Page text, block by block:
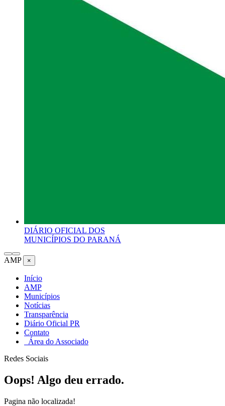
DIÁRIO OFICIAL DOS
MUNICÍPIOS DO PARANÁ
AMP ×
Início
AMP
Municípios
Notícias
Transparência
Diário Oficial PR
Contato
Área do Associado
Redes Sociais
Oops! Algo deu errado.
Pagina não localizada!